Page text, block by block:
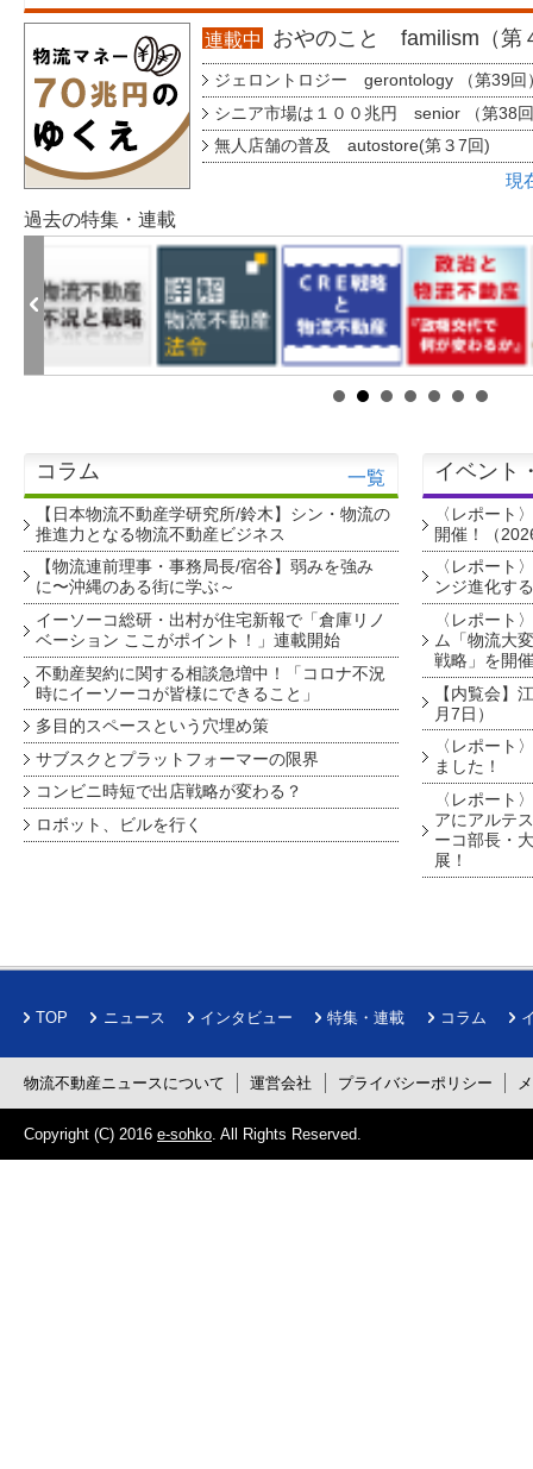
連載中 おやのこと familism（第
ジェロントロジー gerontology （第39回
シニア市場は１００兆円 senior （第38
無人店舗の普及 autostore(第３7回)
現
過去の特集・連載
コラム 一覧
【日本物流不動産学研究所/鈴木】シン・物流の
推進力となる物流不動産ビジネス
【物流連前理事・事務局長/宿谷】弱みを強み
に〜沖縄のある街に学ぶ～
イーソーコ総研・出村が住宅新報で「倉庫リノ
ベーション ここがポイント！」連載開始
不動産契約に関する相談急増中！「コロナ不況
時にイーソーコが皆様にできること」
多目的スペースという穴埋め策
サブスクとプラットフォーマーの限界
コンビニ時短で出店戦略が変わる？
ロボット、ビルを行く
イベント
〈レポート
開催！（
〈レポート
ンジ進化す
〈レポート
ム「物流大
戦略」を開
【内覧会】
月7日）
〈レポート
ました！
〈レポート
アにアルテ
ーコ部長・
展！
TOP ニュース インタビュー 特集・連載 コラム
物流不動産ニュースについて 運営会社 プライバシーポリシー
Copyright (C) 2016 e-sohko . All Rights Reserved.